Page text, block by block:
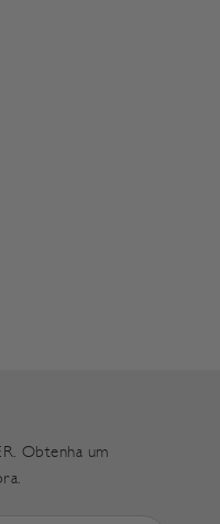
Obtenha um